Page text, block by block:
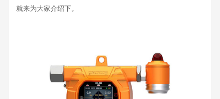
就来为大家介绍下。